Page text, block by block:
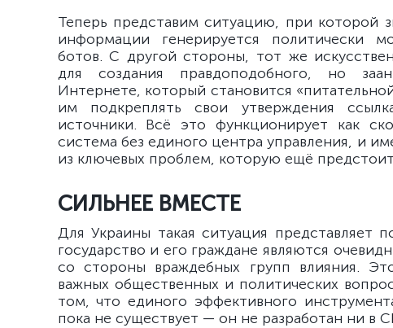
Теперь представим ситуацию, при которой
информации генерируется политически
ботов. С другой стороны, тот же
для создания правдоподобного, но
Интернете, который становится
им подкреплять свои утверждения
источники. Всё это функционирует как
система без единого центра управления, и
из ключевых проблем, которую ещё
СИЛЬНЕЕ ВМЕСТЕ
Для Украины такая ситуация представляет
государство и его граждане являются
со стороны враждебных групп влияния.
важных общественных и политических
том, что единого эффективного
пока не существует — он не разработан ни в